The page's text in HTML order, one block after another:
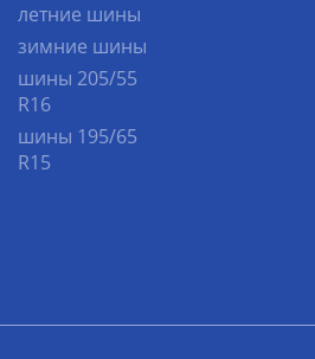
летние шины
зимние шины
шины 205/55
R16
шины 195/65
R15